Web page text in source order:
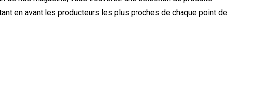
en avant les producteurs les plus proches de chaque point de